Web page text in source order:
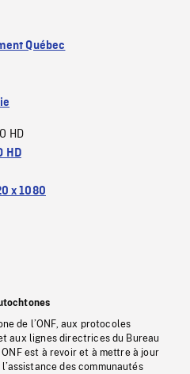
Québec
HD
HD
x 1080
de l’ONF, aux protocoles
aux lignes directrices du Bureau
est à revoir et à mettre à jour
des communautés